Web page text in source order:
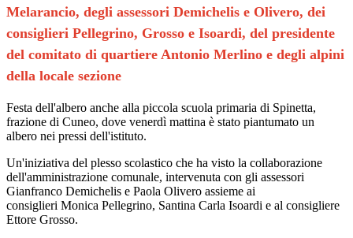
Melarancio, degli assessori Demichelis e Olivero, dei
consiglieri Pellegrino, Grosso e Isoardi, del presidente
del comitato di quartiere Antonio Merlino e degli alpini
della locale sezione
Festa dell'albero anche alla piccola scuola primaria di Spinetta,
frazione di Cuneo, dove venerdì mattina è stato piantumato un
albero nei pressi dell'istituto.
Un'iniziativa del plesso scolastico che ha visto la collaborazione
dell'amministrazione comunale, intervenuta con gli assessori
Gianfranco Demichelis e Paola Olivero assieme ai
consiglieri Monica Pellegrino, Santina Carla Isoardi e al consigliere
Ettore Grosso.